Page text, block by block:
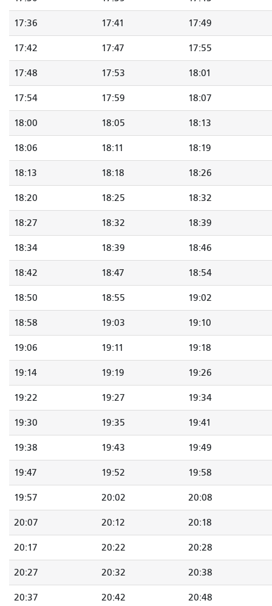
17:36 17:41 17:49
17:42 17:47 17:55
17:48 17:53 18:01
17:54 17:59 18:07
18:00 18:05 18:13
18:06 18:11 18:19
18:13 18:18 18:26
18:20 18:25 18:32
18:27 18:32 18:39
18:34 18:39 18:46
18:42 18:47 18:54
18:50 18:55 19:02
18:58 19:03 19:10
19:06 19:11 19:18
19:14 19:19 19:26
19:22 19:27 19:34
19:30 19:35 19:41
19:38 19:43 19:49
19:47 19:52 19:58
19:57 20:02 20:08
20:07 20:12 20:18
20:17 20:22 20:28
20:27 20:32 20:38
20:37 20:42 20:48